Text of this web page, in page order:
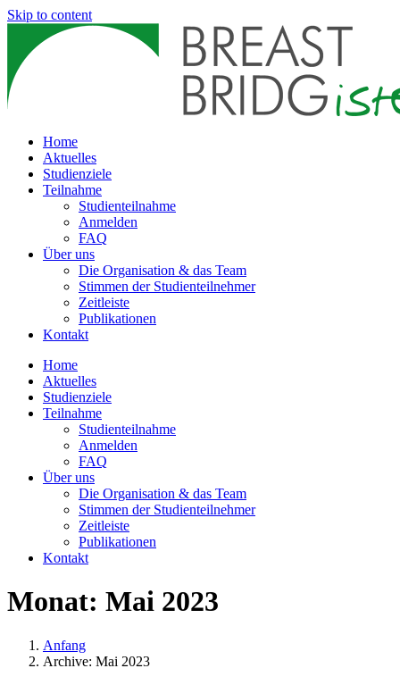
Skip to content
Home
Aktuelles
Studienziele
Teilnahme
Studienteilnahme
Anmelden
FAQ
Über uns
Die Organisation & das Team
Stimmen der Studienteilnehmer
Zeitleiste
Publikationen
Kontakt
Home
Aktuelles
Studienziele
Teilnahme
Studienteilnahme
Anmelden
FAQ
Über uns
Die Organisation & das Team
Stimmen der Studienteilnehmer
Zeitleiste
Publikationen
Kontakt
Monat: Mai 2023
Anfang
Archive: Mai 2023